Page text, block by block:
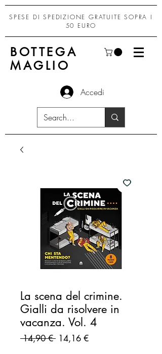
SPESE DI SPEDIZIONE GRATUITE SOPRA I
50 EURO
BOTTEGA
MAGLIO
Accedi
La scena del crimine.
Gialli da risolvere in
vacanza. Vol. 4
14,90 € Prezzo
14,16 €Prezzo